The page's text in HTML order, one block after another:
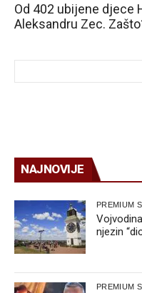
Od 402 ubijene djece
Aleksandru Zec.
NAJNOVIJE
PREMIUM
njezin
PREMIUM